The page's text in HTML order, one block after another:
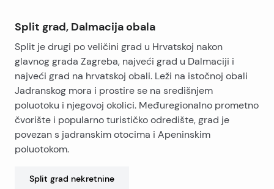
Split grad, Dalmacija obala
Split je drugi po veličini grad u Hrvatskoj nakon
glavnog grada Zagreba, najveći grad u Dalmaciji i
najveći grad na hrvatskoj obali. Leži na istočnoj obali
Jadranskog mora i prostire se na središnjem
poluotoku i njegovoj okolici. Međuregionalno prometno
čvorište i popularno turističko odredište, grad je
povezan s jadranskim otocima i Apeninskim
poluotokom.
Split grad nekretnine